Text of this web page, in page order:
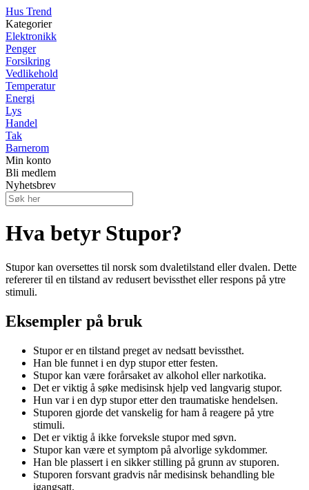
Hus Trend
Kategorier
Elektronikk
Penger
Forsikring
Vedlikehold
Temperatur
Energi
Lys
Handel
Tak
Barnerom
Min konto
Bli medlem
Nyhetsbrev
Hva betyr Stupor?
Stupor kan oversettes til norsk som dvaletilstand eller dvalen. Dette
refererer til en tilstand av redusert bevissthet eller respons på ytre
stimuli.
Eksempler på bruk
Stupor er en tilstand preget av nedsatt bevissthet.
Han ble funnet i en dyp stupor etter festen.
Stupor kan være forårsaket av alkohol eller narkotika.
Det er viktig å søke medisinsk hjelp ved langvarig stupor.
Hun var i en dyp stupor etter den traumatiske hendelsen.
Stuporen gjorde det vanskelig for ham å reagere på ytre
stimuli.
Det er viktig å ikke forveksle stupor med søvn.
Stupor kan være et symptom på alvorlige sykdommer.
Han ble plassert i en sikker stilling på grunn av stuporen.
Stuporen forsvant gradvis når medisinsk behandling ble
igangsatt.